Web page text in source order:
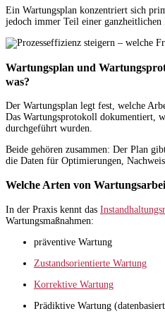
Ein Wartungsplan konzentriert sich
jedoch immer Teil einer ganzheitlichen
Wartungsplan und
was?
Der Wartungsplan legt fest, welche
Das Wartungsprotokoll dokumentiert,
durchgeführt wurden.
Beide gehören zusammen: Der Plan
die Daten für Optimierungen,
Welche Arten von
In der Praxis kennt das
Wartungsmaßnahmen:
präventive Wartung
Zustandsorientierte Wartung
Korrektive Wartung
Prädiktive Wartung